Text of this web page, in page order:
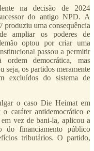
na decisão de 2024
do antigo NPD. A
produziu uma consequência
ampliar os poderes de
optou por criar uma
passou a permitir
ordem democrática, mas
seja, os partidos meramente
excluídos do sistema de
o caso Die Heimat em
caráter antidemocrático e
vez de bani-la, aplicou a
do financiamento público
tributários. O partido,